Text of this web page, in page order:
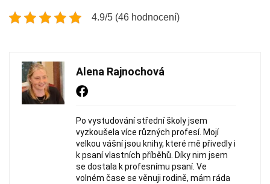
4.9/5 (46 hodnocení)
Alena Rajnochová
Po vystudování střední školy jsem
vyzkoušela více různých profesí. Mojí
velkou vášní jsou knihy, které mě přivedly i
k psaní vlastních příběhů. Díky nim jsem
se dostala k profesnímu psaní. Ve
volném čase se věnuji rodině, mám ráda